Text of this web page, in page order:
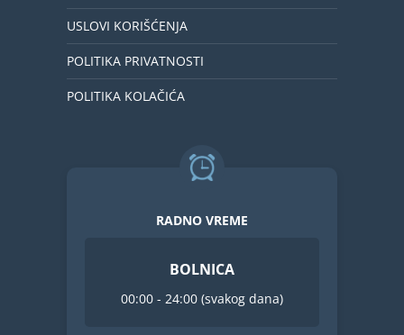
USLOVI KORIŠĆENJA
POLITIKA PRIVATNOSTI
POLITIKA KOLAČIĆA
RADNO VREME
BOLNICA
00:00 - 24:00 (svakog dana)